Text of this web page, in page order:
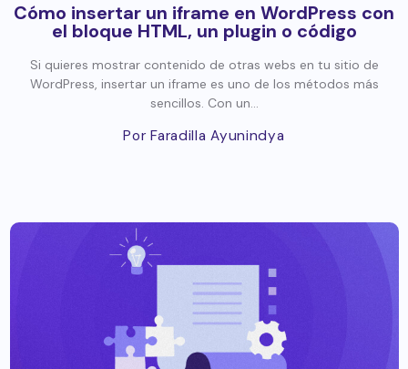
Cómo insertar un iframe en WordPress con
el bloque HTML, un plugin o código
Si quieres mostrar contenido de otras webs en tu sitio de
WordPress, insertar un iframe es uno de los métodos más
sencillos. Con un...
Por Faradilla Ayunindya